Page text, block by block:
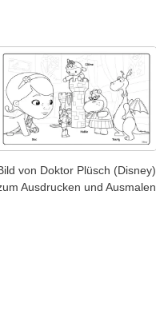
von Doktor Plüsch (Disney)
Ausdrucken und Ausmalen